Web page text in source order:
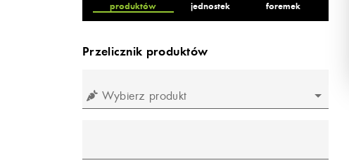
produktów
jednostek
foremek
Przelicznik produktów
Wybierz produkt